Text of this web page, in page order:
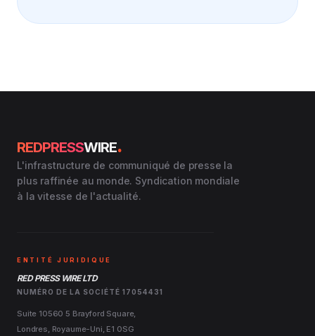
REDPRESSWIRE.
L'infrastructure de communiqué de presse la
plus raffinée au monde. Syndication mondiale
à la vitesse de l'actualité.
ENTITÉ JURIDIQUE
RED PRESS WIRE LTD
NUMÉRO DE LA SOCIÉTÉ 17054431
Suite 10560 5 Brayford Square,
Londres, Royaume-Uni, E1 0SG